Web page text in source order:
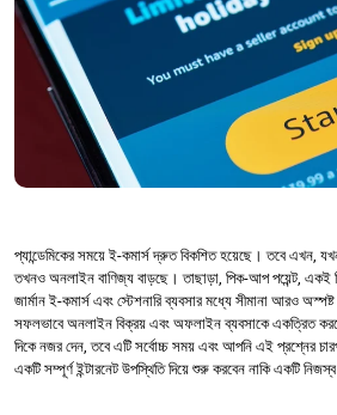
প্যান্ডেমিকের সময়ে ই-কমার্স দ্রুত বিকশিত হয়েছে। তবে এখন,
তখনও অনলাইন বাণিজ্য বাড়ছে। তাছাড়া, পিক-আপ পয়েন্ট, একই
জার্মান ই-কমার্স এবং স্টেশনারি ব্যবসার মধ্যে সীমানা আরও
সফলভাবে অনলাইন বিক্রয় এবং অফলাইন ব্যবসাকে একত্রিত
দিকে নজর দেন, তবে এটি সর্বোচ্চ সময় এবং আপনি এই প্রশ্নের
একটি সম্পূর্ণ ইন্টারনেট উপস্থিতি দিয়ে শুরু করবেন নাকি একটি